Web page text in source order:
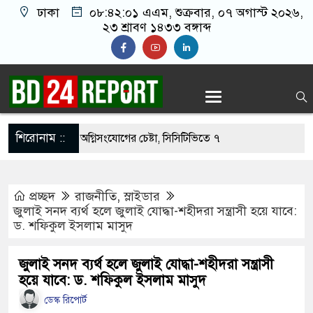
ঢাকা ০৮:৪২:০২ এএম, শুক্রবার, ০৭ অগাস্ট ২০২৬,
২৩ শ্রাবণ ১৪৩৩ বঙ্গাব্দ
শিরোনাম ::
বাসভবনে অগ্নিসংযোগের চেষ্টা, সিসিটিভিতে ৭
মার্কিন ঘাঁটিতে নিখুঁত হামলা চালান ইরানি
পরিবারকে নতুন ঘর দেবেন প্রধানমন্ত্রী
ছবি তুলে লন্ডনে বয়ফ্রেন্ডের কাছে পাঠাতেন
প্রচ্ছদ রাজনীতি,স্লাইডার
জুলাই সনদ ব্যর্থ হলে জুলাই যোদ্ধা-শহীদরা সন্ত্রাসী হয়ে যাবে:
ড. শফিকুল ইসলাম মাসুদ
জুলাই সনদ ব্যর্থ হলে জুলাই যোদ্ধা-শহীদরা সন্ত্রাসী
হয়ে যাবে: ড. শফিকুল ইসলাম মাসুদ
ডেস্ক রিপোর্ট